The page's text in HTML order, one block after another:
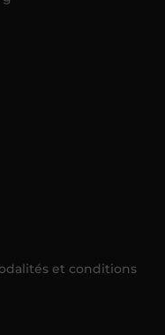
et conditions